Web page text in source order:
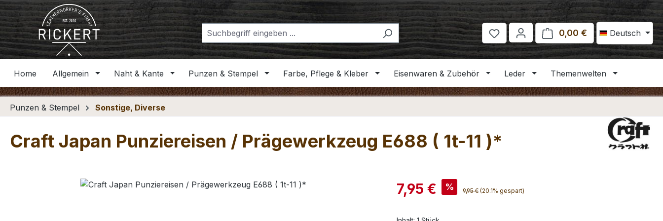
Hauptinhalt springen
Zur Suche springen
Zur Hauptnavigation springen
Deutsch
0,00 € Warenkorb
Home Allgemein Naht & Kante Punzen & Stempel Farbe, Pflege & Kleber Eisenwaren & Zubehör Leder Themenwelten
Punzen & Stempel Sonstige, Diverse
Craft Japan Punziereisen / Prägewerkzeug E688 ( 1t-11 )*
Bildergalerie überspringen Verkaufspreis:
7,95 € % Regulärer Preis:
9,95 € (20.1% gespart)